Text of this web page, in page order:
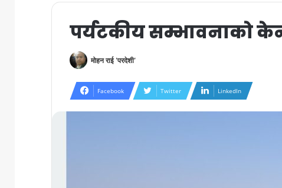
पर्यटकीय सम्भावनाको
मोहन राई 'परदेशी'
Facebook Twitter LinkedIn